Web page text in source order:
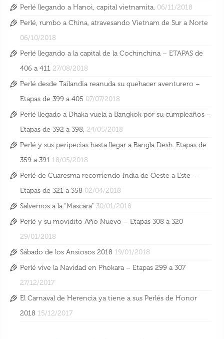
Perlé llegando a Hanoi, capital vietnamita. 06/11/2018
Perlé, rumbo a China, atravesando Vietnam de Sur a Norte
06/10/2018
Perlé llegando a la capital de la Cochinchina – ETAPAS de
406 a 411 27/08/2018
Perlé desde Tailandia reanuda su quehacer aventurero –
Etapas de 399 a 405 07/07/2018
Perlé llegado a Dhaka vuela a Bangkok por su cumpleaños –
Etapas de 392 a 398. 24/05/2018
Perlé y sus peripecias hasta llegar a Bangla Desh. Etapas de
359 a 391 18/05/2018
Perlé de Cuaresma recorriendo India de Oeste a Este –
Etapas de 321 a 358 02/04/2018
Salvemos a la “Mascara” 30/01/2018
Perlé y su movidito Año Nuevo – Etapas 308 a 320
29/01/2018
Sábado de los Ansiosos 2018 19/01/2018
Perlé vive la Navidad en Phokara – Etapas 299 a 307
27/12/2017
El Carnaval de Herencia ya tiene a sus Perlés de Honor
2018 15/12/2017